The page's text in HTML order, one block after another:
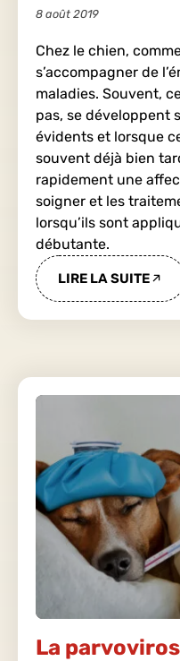
8 août 2019
Chez le chien,
s’accompagner de
maladies. Souvent,
pas, se développent
évidents et lorsque
souvent déjà bien
rapidement une
soigner et les
lorsqu’ils sont
débutante.
LIRE LA SUITE
La